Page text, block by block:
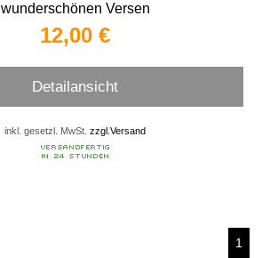
wunderschönen Versen
12,00 €
Detailansicht
inkl. gesetzl. MwSt.zzgl.Versand
1